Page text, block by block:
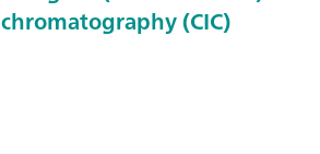
chromatography (CIC)